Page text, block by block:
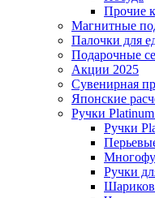
Прочие
Магнитные
Палочки для
Подарочные
Акции 2025
Сувенирная
Японские
Ручки Platinum
Ручки
Ручки